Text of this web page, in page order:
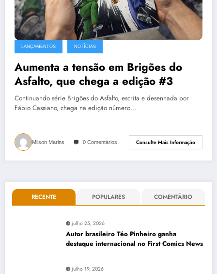
LANÇAMENTOS NOTÍCIAS
Aumenta a tensão em Brigões do
Asfalto, que chega a edição #3
Continuando série Brigões do Asfalto, escrita e desenhada por
Fábio Cassiano, chega na edição número…
Milson Marins 0 Comentários Consulte Mais Informação
RECENTE POPULARES COMENTÁRIO
julho 25, 2026
Autor brasileiro Téo Pinheiro ganha
destaque internacional no First Comics News
julho 19, 2026